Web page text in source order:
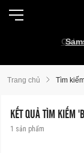
Trang chủ Tìm
KẾT QUẢ TÌM KIẾM
1 sản phẩm